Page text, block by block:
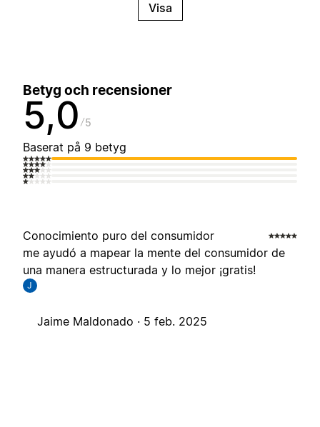
Visa
Betyg och recensioner
5,0 5
Baserat på 9 betyg
Conocimiento puro del consumidor
me ayudó a mapear la mente del consumidor de
una manera estructurada y lo mejor ¡gratis!
J
Jaime Maldonado · 5 feb. 2025